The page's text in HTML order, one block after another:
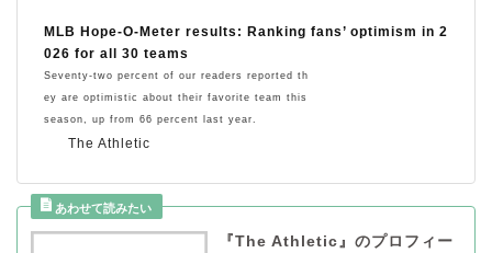
The Athletic
MLB Hope-O-Meter results: Ranking fans’ optimism in 2
026 for all 30 teams
Seventy-two percent of our readers reported th
ey are optimistic about their favorite team this
season, up from 66 percent last year.
『The Athletic』のプロフィー